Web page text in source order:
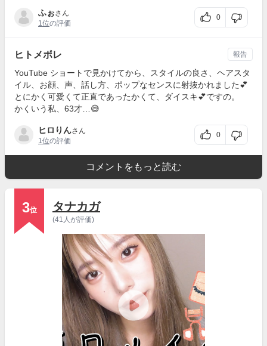
ふぉさん
1位の評価
0
ヒトメボレ
YouTube ショートで見かけてから、スタイルの良さ、ヘアスタ
イル、お顔、声、話し方、ポップなセンスに射抜かれました💕
とにかく可愛くて正直であったかくて、ダイスキ💕ですの。
かくいう私、63才…😅
ヒロりんさん
1位の評価
0
報告
コメントをもっと読む
3位 タナカガ
(41人が評価)